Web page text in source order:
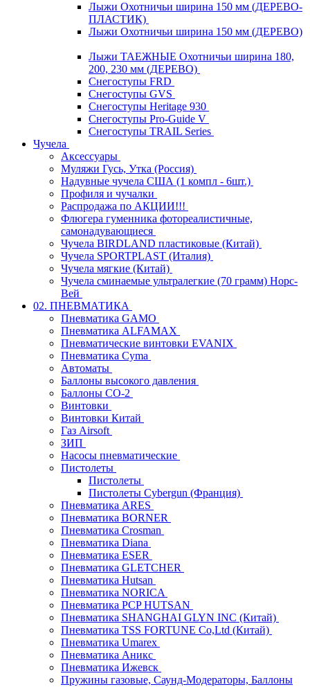
Лыжи Охотничьи ширина 150 мм (ДЕРЕВО-
ПЛАСТИК)
Лыжи Охотничьи ширина 150 мм (ДЕРЕВО)
Лыжи ТАЕЖНЫЕ Охотничьи ширина 180,
200, 230 мм (ДЕРЕВО)
Снегоступы FRD
Снегоступы GVS
Снегоступы Heritage 930
Снегоступы Pro-Guide V
Снегоступы TRAIL Series
Чучела
Аксессуары
Муляжи Гусь, Утка (Россия)
Надувные чучела США (1 компл - 6шт.)
Профиля и чучалки
Распродажа по АКЦИИ!!!
Флюгера гуменника фотореалистичные,
самонадувающиеся
Чучела BIRDLAND пластиковые (Китай)
Чучела SPORTPLAST (Италия)
Чучела мягкие (Китай)
Чучела сминаемые ультралегкие (70 грамм) Норс-
Вей
02. ПНЕВМАТИКА
Пневматика GAMO
Пневматика ALFAMAX
Пневматические винтовки EVANIX
Пневматика Cyma
Автоматы
Баллоны высокого давления
Баллоны СО-2
Винтовки
Винтовки Китай
Газ Airsoft
ЗИП
Насосы пневматические
Пистолеты
Пистолеты
Пистолеты Cybergun (Франция)
Пневматика ARES
Пневматика BORNER
Пневматика Crosman
Пневматика Diana
Пневматика ESER
Пневматика GLETCHER
Пневматика Hutsan
Пневматика NORICA
Пневматика PCP HUTSAN
Пневматика SHANGHAI GLYN INC (Китай)
Пневматика TSS FORTUNE Co,Ltd (Китай)
Пневматика Umarex
Пневматика Аникс
Пневматика Ижевск
Пружины газовые, Саунд-Модераторы, Баллоны